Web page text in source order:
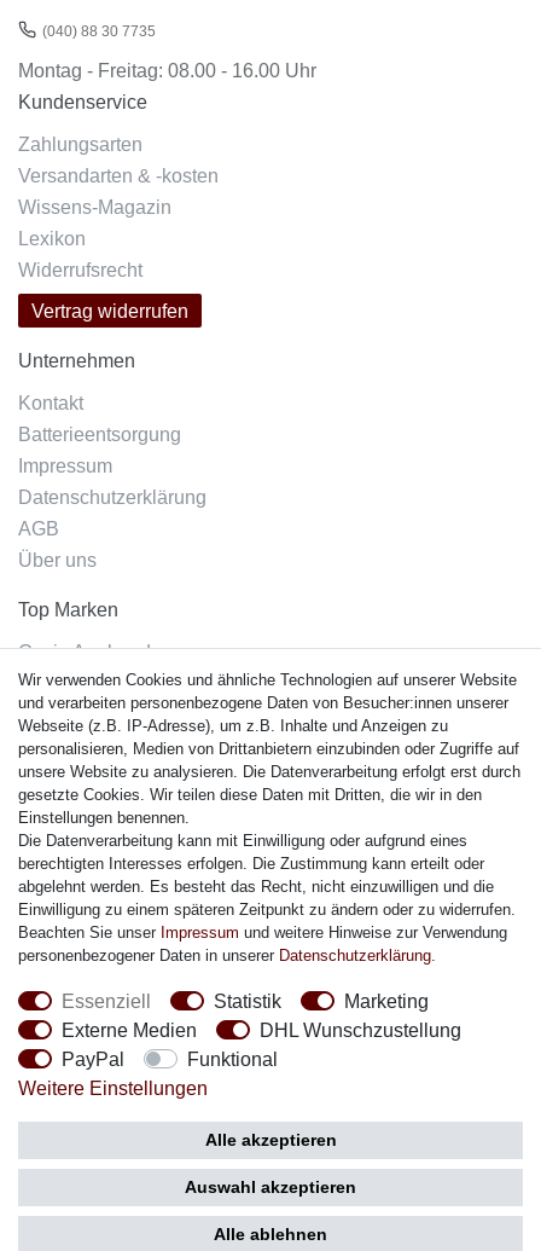
(040) 88 30 7735
Montag - Freitag: 08.00 - 16.00 Uhr
Kundenservice
Zahlungsarten
Versandarten & -kosten
Wissens-Magazin
Lexikon
Widerrufsrecht
Vertrag widerrufen
Unternehmen
Kontakt
Batterieentsorgung
Impressum
Datenschutzerklärung
AGB
Über uns
Top Marken
Casio Armband
Festina Armband
Citizen Armband
M. Lacroix Armband
J. Lemans Armband
Uhrenarmbänder - Alle
Sicherheit
Social Media
Zahlung
Wir verwenden Cookies und ähnliche Technologien auf unserer Website
und verarbeiten personenbezogene Daten von Besucher:innen unserer
Webseite (z.B. IP-Adresse), um z.B. Inhalte und Anzeigen zu
personalisieren, Medien von Drittanbietern einzubinden oder Zugriffe auf
unsere Website zu analysieren. Die Datenverarbeitung erfolgt erst durch
gesetzte Cookies. Wir teilen diese Daten mit Dritten, die wir in den
Einstellungen benennen.
Die Datenverarbeitung kann mit Einwilligung oder aufgrund eines
berechtigten Interesses erfolgen. Die Zustimmung kann erteilt oder
abgelehnt werden. Es besteht das Recht, nicht einzuwilligen und die
Einwilligung zu einem späteren Zeitpunkt zu ändern oder zu widerrufen.
Beachten Sie unser Impressum und weitere Hinweise zur Verwendung
personenbezogener Daten in unserer Daten­schutz­erklärung
Essenziell Statistik
Marketing
Externe Medien
DHL Wunschzustellung
PayPal
Funktional
Weitere Einstellungen
Alle akzeptieren
Auswahl akzeptieren
Alle ablehnen